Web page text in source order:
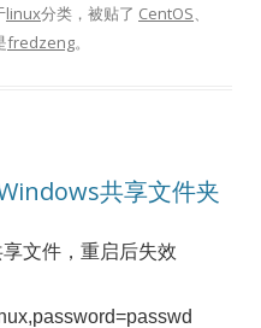
linux分类，被贴了 CentOS、
fredzeng。
共享文件夹
文件，重启后失效
,password=passwd